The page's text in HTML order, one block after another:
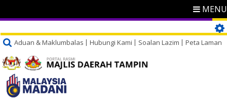
MENU
Aduan & Maklumbalas Hubungi Kami Soalan Lazim Peta Laman